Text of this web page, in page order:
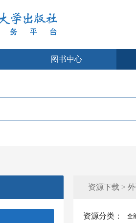
图书中心
资源下载 >
资源分类： 全